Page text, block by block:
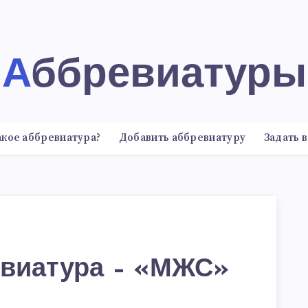
Аббревиатуры
аббревиатура? Добавить аббревиатуру Задать
– «МЖС»